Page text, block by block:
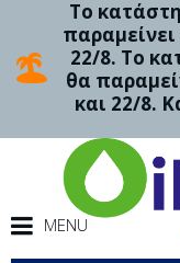
Το
22/8. Το
θα
και 22/8.
MENU